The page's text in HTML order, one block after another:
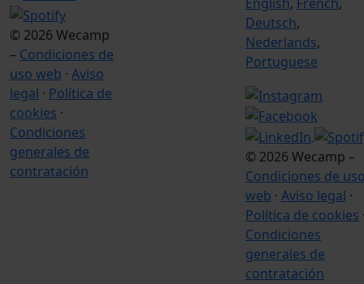
© 2026 Wecamp
– Condiciones de
uso web · Aviso
legal · Política de
cookies ·
Condiciones
generales de
contratación
Deutsch,
Nederlands,
Portuguese
© 2026 Wecamp –
Condiciones de
web · Aviso legal ·
Política de cookies
Condiciones
generales de
contratación